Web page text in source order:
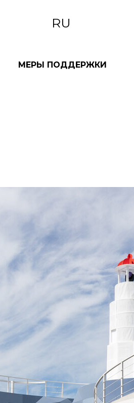
RU
МЕРЫ ПОДДЕРЖКИ